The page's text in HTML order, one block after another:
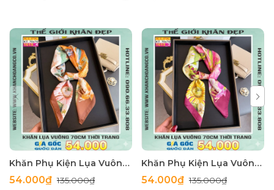
Khăn Phụ Kiện Lụa Vuông 70cm - Thế Giới Khăn Đẹp C1062_4
54.000₫135.000₫
Khăn Phụ Kiện Lụa Vuông 70cm - Thế Giới Khăn Đẹp C1062_3
54.000₫135.000₫